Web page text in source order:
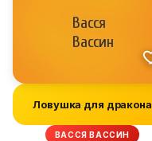
Ловушка для дракона
ВАССЯ ВАССИН